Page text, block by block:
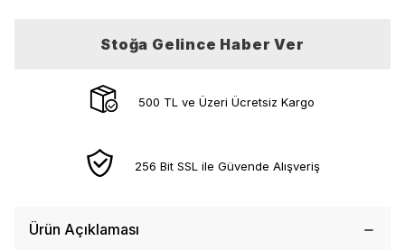
Stoğa Gelince Haber Ver
500 TL ve Üzeri Ücretsiz Kargo
256 Bit SSL ile Güvende Alışveriş
Ürün Açıklaması